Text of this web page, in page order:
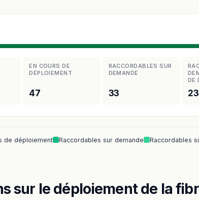
EN COURS DE
DÉPLOIEMENT
47
RACCORDABLES SUR
DEMANDE
33
DE
de déploiement Raccordables sur demande Raccordables
sur le déploiement de la